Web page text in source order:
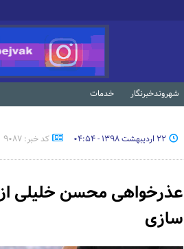
شهروندخبرنگار خدمات
۲۲ اردیبهشت ۱۳۹۸ - ۰۴:۵۴ کد خبر: 9087
عذرخواهی محسن خلیلی از
سازی